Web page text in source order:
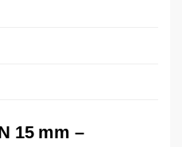
15 mm –